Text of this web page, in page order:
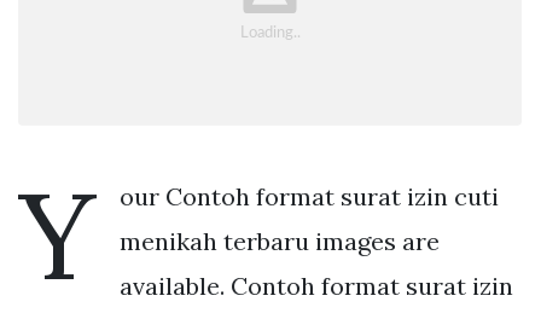
Y
our Contoh format surat izin cuti
menikah terbaru images are
available. Contoh format surat izin